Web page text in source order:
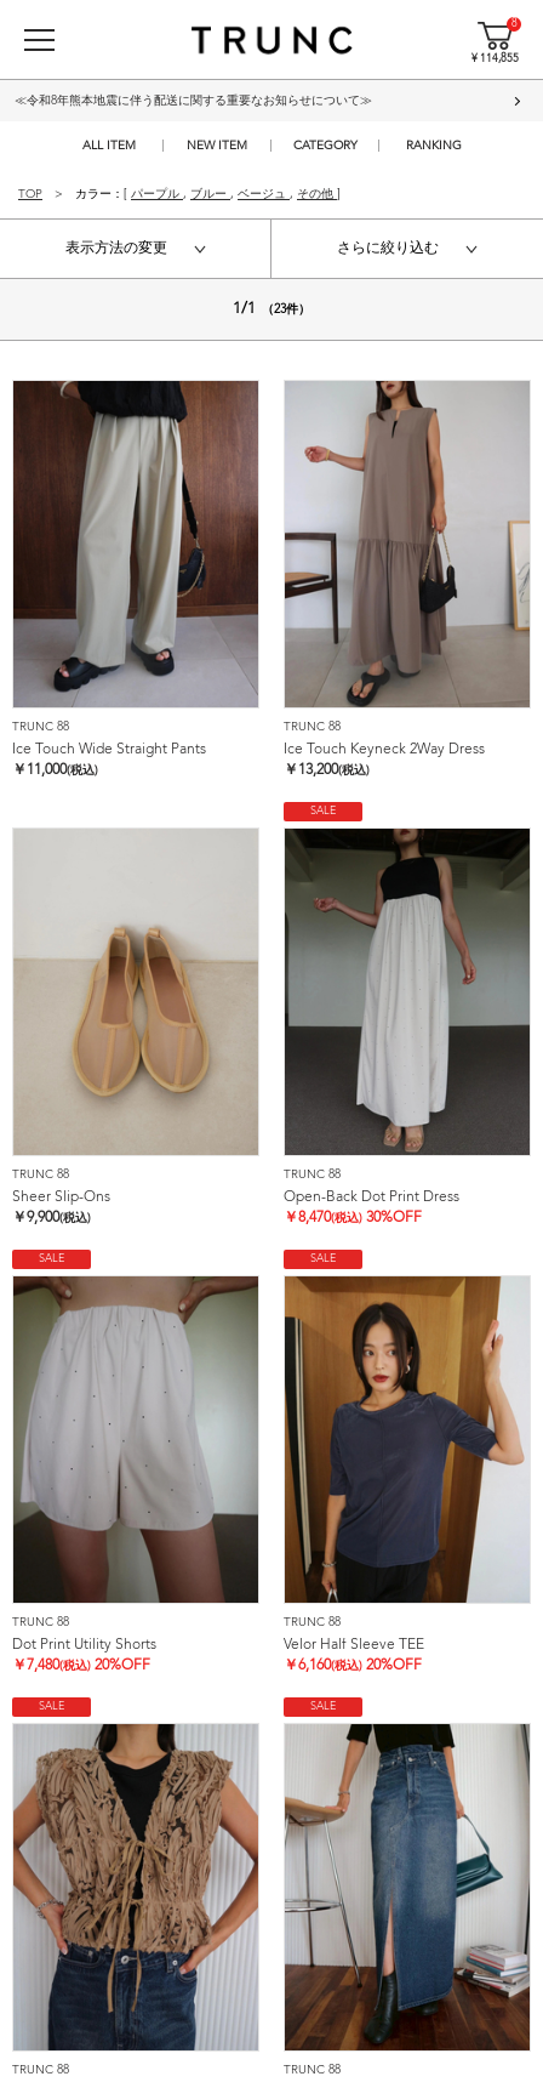
8
¥ 114,855
≪令和8年熊本地震に伴う配送に関する重要なお知らせについて≫
ALL ITEM NEW ITEM CATEGORY RANKING
TOP カラー：[ パープル , ブルー , ベージュ , その他
表示方法の変更 さらに絞り込む
1/1 （23件）
TRUNC 88
Ice Touch Wide Straight Pants
￥ 11,000(税込)
TRUNC 88
Ice Touch Keyneck 2Way Dress
￥ 13,200(税込)
TRUNC 88
Sheer Slip-Ons
￥9,900(税込)
SALE
TRUNC 88
Open-Back Dot Print Dress
￥8,470(税込) 30%OFF
SALE
TRUNC 88
Dot Print Utility Shorts
￥ 7,480(税込) 20%OFF
SALE
TRUNC 88
Velor Half Sleeve TEE
￥6,160(税込) 20%OFF
SALE
TRUNC 88
SALE
TRUNC 88